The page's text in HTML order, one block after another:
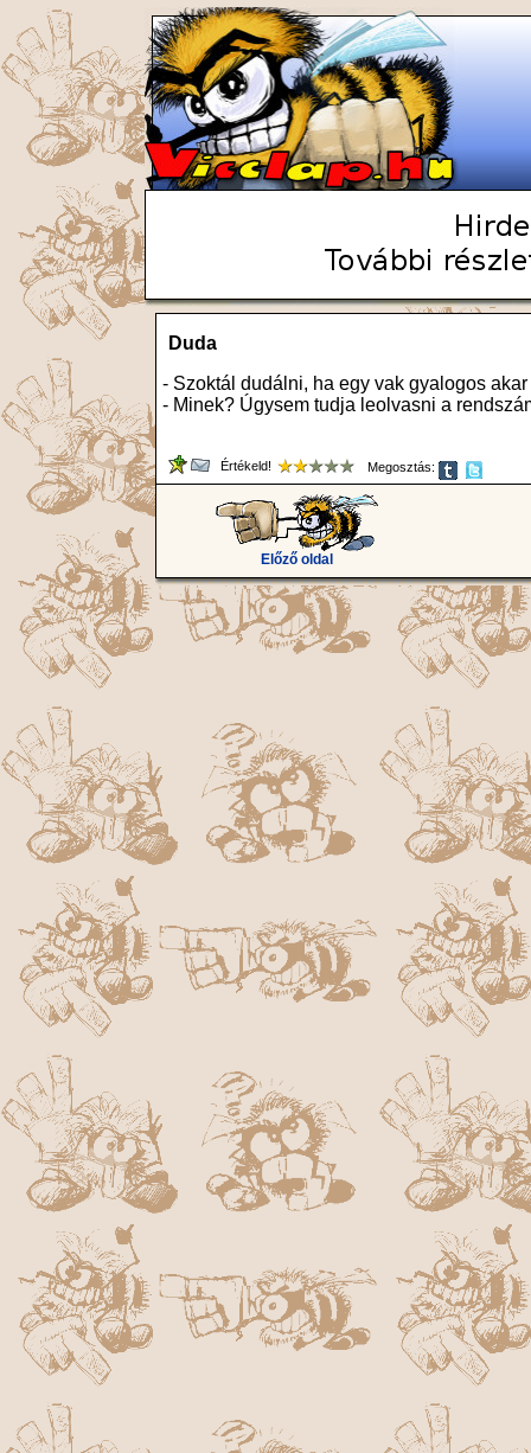
Duda
- Szoktál dudálni, ha egy vak gyalogos
- Minek? Úgysem tudja leolvasni a
Értékeld! Megosztás:
Előző oldal